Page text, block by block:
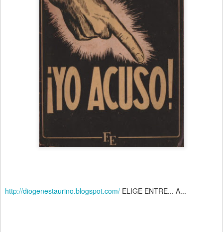
http://diogenestaurino.blogspot.com/ ELIGE ENTRE... A...